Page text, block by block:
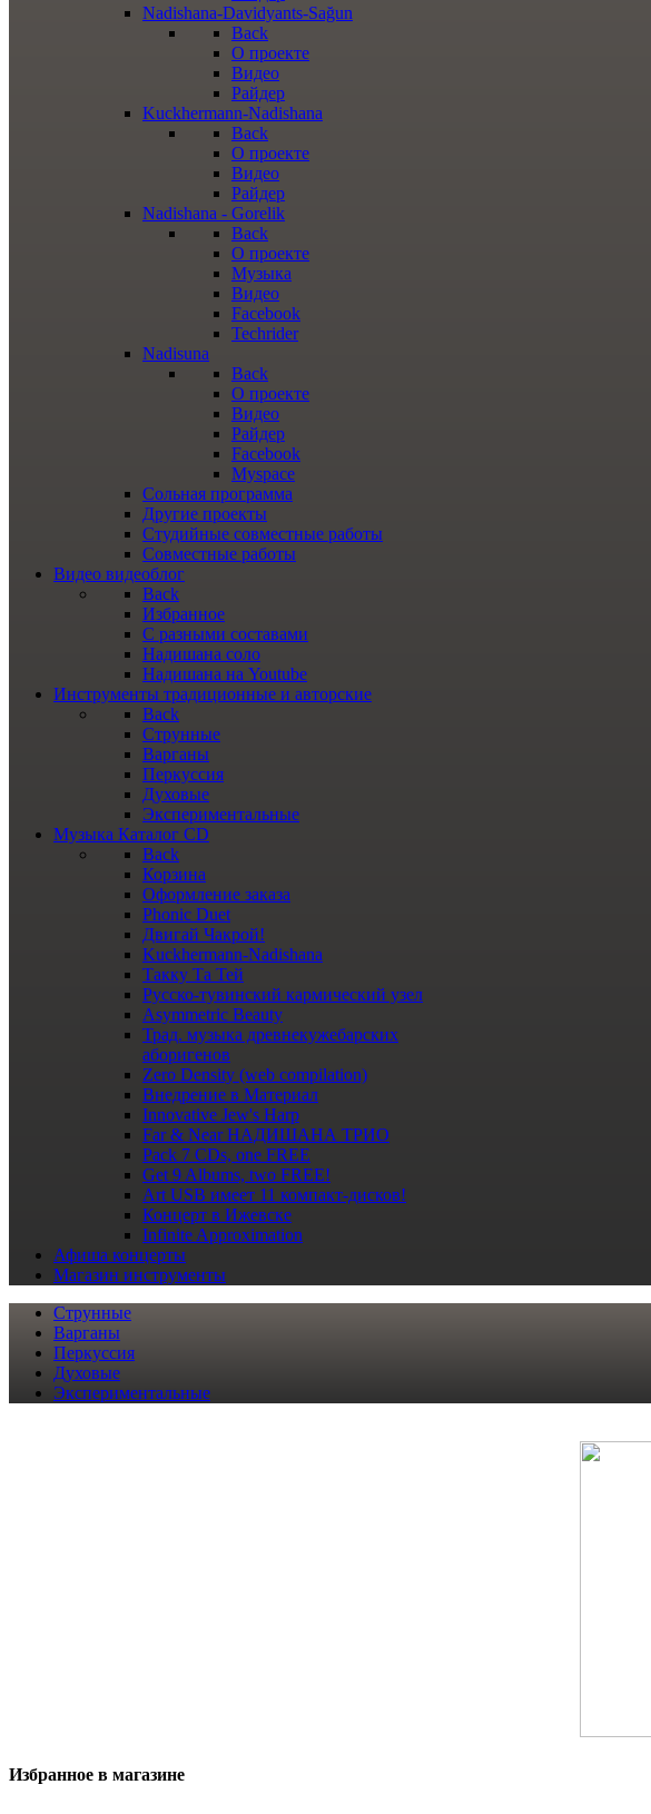
Nadishana-Davidyants-Sağun
Back
О проекте
Видео
Райдер
Kuckhermann-Nadishana
Back
О проекте
Видео
Райдер
Nadishana - Gorelik
Back
О проекте
Музыка
Видео
Facebook
Techrider
Nadisuna
Back
О проекте
Видео
Райдер
Facebook
Myspace
Сольная программа
Другие проекты
Студийные совместные работы
Совместные работы
Видео видеоблог
Back
Избранное
С разными составами
Надишана соло
Надишана на Youtube
Инструменты традиционные и авторские
Back
Струнные
Варганы
Перкуссия
Духовые
Экспериментальные
Музыка Каталог CD
Back
Корзина
Оформление заказа
Phonic Duet
Двигай Чакрой!
Kuckhermann-Nadishana
Такку Та Тей
Русско-тувинский кармический узел
Asymmetric Beauty
Трад. музыка древнекужебарских
аборигенов
Zero Density (web compilation)
Внедрение в Материал
Innovative Jew's Harp
Far & Near НАДИШАНА ТРИО
Pack 7 CDs, one FREE
Get 9 Albums, two FREE!
Art USB имеет 11 компакт-дисков!
Концерт в Ижевске
Infinite Approximation
Афиша концерты
Магазин инструменты
Струнные
Варганы
Перкуссия
Духовые
Экспериментальные
Избранное в магазине